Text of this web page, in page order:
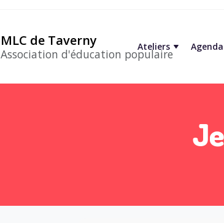
MLC de Taverny
Association d'éducation populaire
Ateliers Agenda